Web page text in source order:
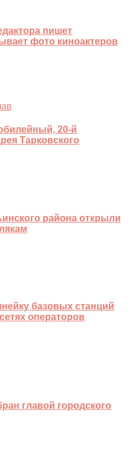
пишет
фото киноактеров
20-й
Тарковского
района открыли
базовых станций
операторов
главой городского